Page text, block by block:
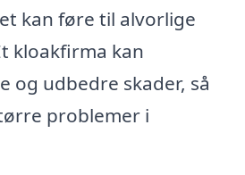
kan føre til alvorlige
kloakfirma kan
og udbedre skader, så
problemer i